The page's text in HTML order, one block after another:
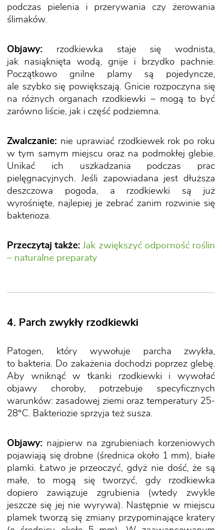
podczas pielenia i przerywania czy żerowania
ślimaków.
Objawy: rzodkiewka staje się wodnista,
jak nasiąknięta wodą, gnije i brzydko pachnie.
Początkowo gnilne plamy są pojedyncze,
ale szybko się powiększają. Gnicie rozpoczyna się
na różnych organach rzodkiewki – mogą to być
zarówno liście, jak i część podziemna.
Zwalczanie: nie uprawiać rzodkiewek rok po roku
w tym samym miejscu oraz na podmokłej glebie.
Unikać ich uszkadzania podczas prac
pielęgnacyjnych. Jeśli zapowiadana jest dłuższa
deszczowa pogoda, a rzodkiewki są już
wyrośnięte, najlepiej je zebrać zanim rozwinie się
bakterioza.
Przeczytaj także: Jak zwiększyć odporność roślin
– naturalne preparaty
4. Parch zwykły rzodkiewki
Patogen, który wywołuje parcha zwykła,
to bakteria. Do zakażenia dochodzi poprzez glebę.
Aby wniknąć w tkanki rzodkiewki i wywołać
objawy choroby, potrzebuje specyficznych
warunków: zasadowej ziemi oraz temperatury 25-
28°C. Bakteriozie sprzyja też susza.
Objawy: najpierw na zgrubieniach korzeniowych
pojawiają się drobne (średnica około 1 mm), białe
plamki. Łatwo je przeoczyć, gdyż nie dość, że są
małe, to mogą się tworzyć, gdy rzodkiewka
dopiero zawiązuje zgrubienia (wtedy zwykle
jeszcze się jej nie wyrywa). Następnie w miejscu
plamek tworzą się zmiany przypominające kratery